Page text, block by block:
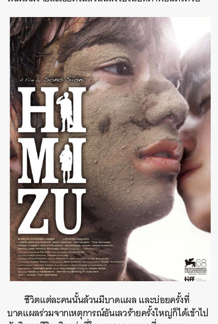
ชีวิตแต่ละคนนั้นล้วนมีบาดแผล และบ่อยครั้งที่
บาดแผลร่วมจากเหตุการณ์อันเลวร้ายครั้งใหญ่ก็ได้เข้าไป